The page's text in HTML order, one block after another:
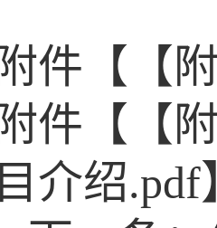
附件【
【
附件【
【
目介绍.pdf